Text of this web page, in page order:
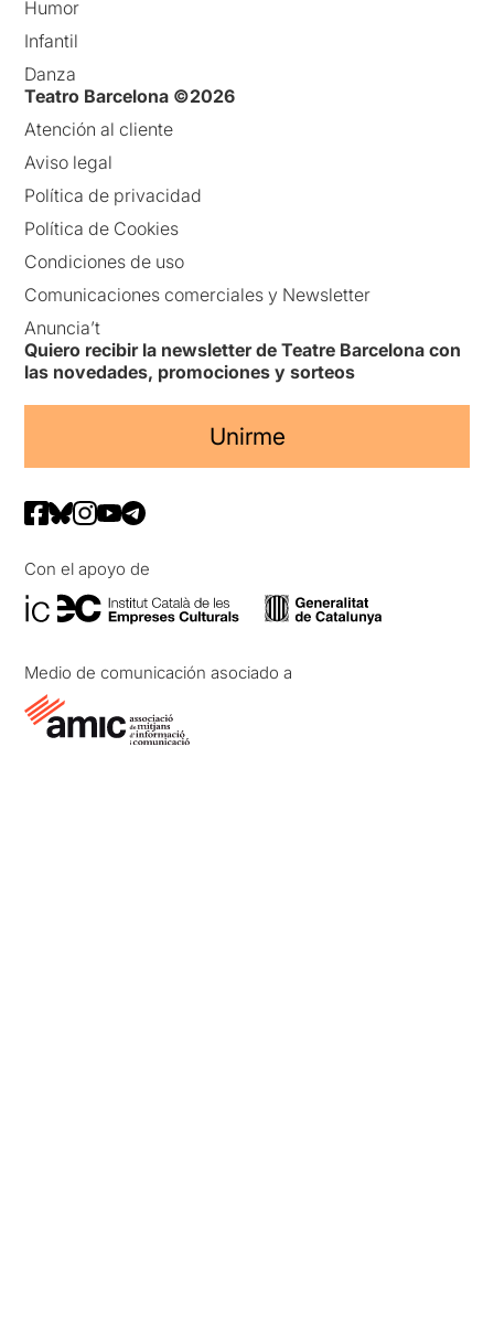
Humor
Infantil
Danza
Teatro Barcelona ©2026
Atención al cliente
Aviso legal
Política de privacidad
Política de Cookies
Condiciones de uso
Comunicaciones comerciales y Newsletter
Anuncia’t
Quiero recibir la newsletter de Teatre Barcelona con
las novedades, promociones y sorteos
Unirme
Con el apoyo de
Medio de comunicación asociado a